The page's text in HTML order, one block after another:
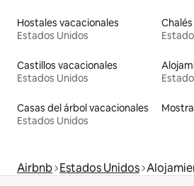
Hostales vacacionales
Estados Unidos
Castillos vacacionales
Estados Unidos
Casas del árbol vacacionales
Estados Unidos
Airbnb Estados Unidos